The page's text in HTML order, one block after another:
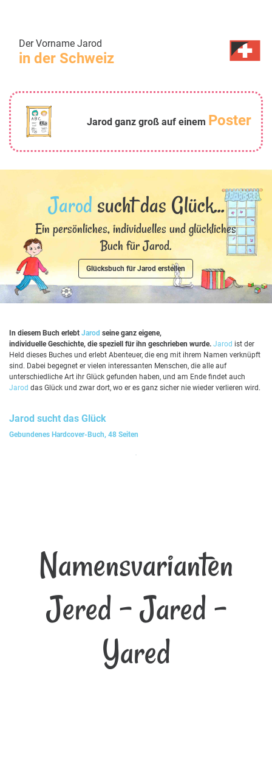
Der Vorname Jarod
in der Schweiz
Jarod ganz groß auf einem Poster
Jarod sucht das Glück...
Ein persönliches, individuelles und glückliches
Buch für Jarod.
Glücksbuch für Jarod erstellen
In diesem Buch erlebt Jarod seine ganz eigene,
individuelle Geschichte, die speziell für ihn geschrieben wurde. Jarod ist der
Held dieses Buches und erlebt Abenteuer, die eng mit ihrem Namen verknüpft
sind. Dabei begegnet er vielen interessanten Menschen, die alle auf
unterschiedliche Art ihr Glück gefunden haben, und am Ende findet auch
Jarod das Glück und zwar dort, wo er es ganz sicher nie wieder verlieren wird.
Jarod sucht das Glück
Gebundenes Hardcover-Buch, 48 Seiten
Namensvarianten
Jered - Jared -
Yared